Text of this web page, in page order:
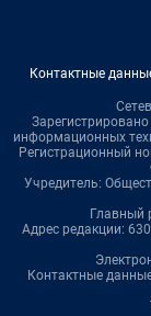
Контактные
информационных
Регистрационный
Учредитель:
Главный
Адрес редакции:
Контактные